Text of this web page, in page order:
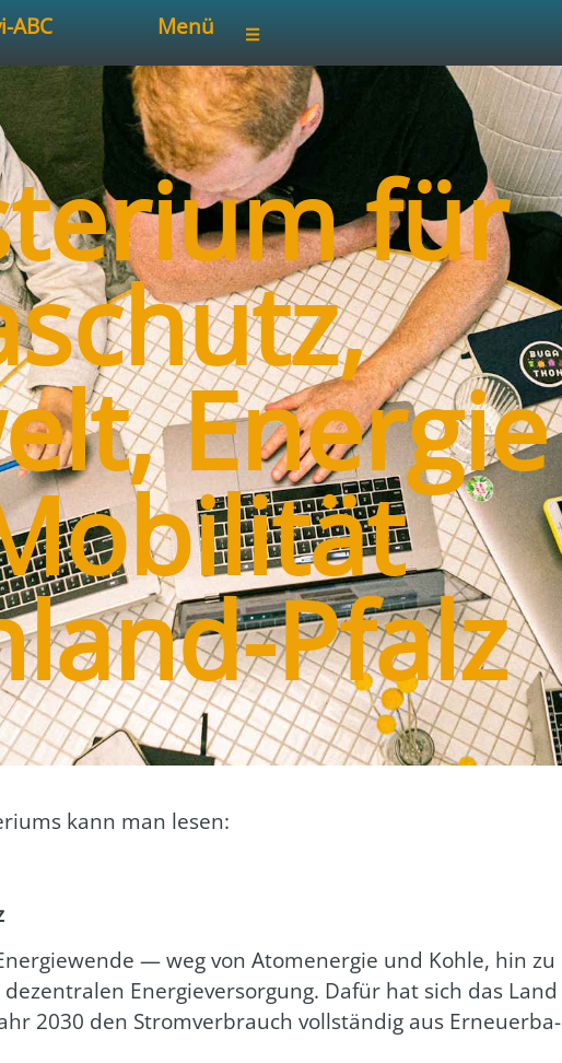
ABC Menü
für
Energie
Pfalz
kann man lesen:
— weg von Atom­ener­gie und Koh­le, hin zu
Ener­gie­ver­sor­gung. Dafür hat sich das Land
2030 den Strom­ver­brauch voll­stän­dig aus Erneu­er­ba­